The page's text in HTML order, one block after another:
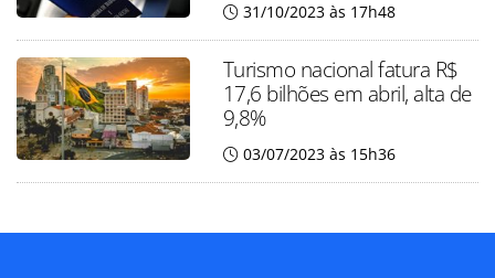
31/10/2023 às 17h48
Turismo nacional fatura R$
17,6 bilhões em abril, alta de
9,8%
03/07/2023 às 15h36